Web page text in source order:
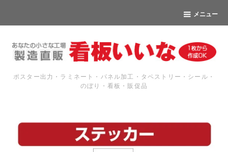
メニュー
ポスター出力・ラミネート・パネル加工・タペストリー・シール・
のぼり・看板・販促品